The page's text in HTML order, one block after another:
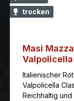
trocken
Masi
Valpolicella
Italienischer
Valpolicella
Reichhaltig